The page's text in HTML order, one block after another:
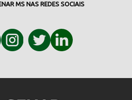
MS NAS REDES SOCIAIS